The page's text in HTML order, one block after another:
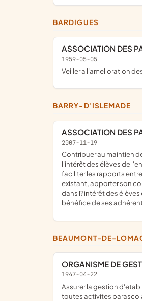
BARDIGUES
ASSOCIATION DES
1959-05-05
Veiller a l'amelioration
BARRY-D'ISLEMADE
ASSOCIATION DES
2007-11-19
contribuer au maintien des principes laïques et neutralité scolaire, d'objectivité et de tolérance sur lesquels repose l'enseignement public. Etudier toute question qui concerne
l'intérêt des élèves de
faciliter les rapports
existant, apporter son
dans l?intérêt des
bénéfice de ses
BEAUMONT-DE-
ORGANISME DE
1947-04-22
Assurer la gestion d'etablissements d'enseignement fondes par l'autorite canonique competente. toute activite liee a l'education, l'enseignement, la formation et la culture et
toutes activites